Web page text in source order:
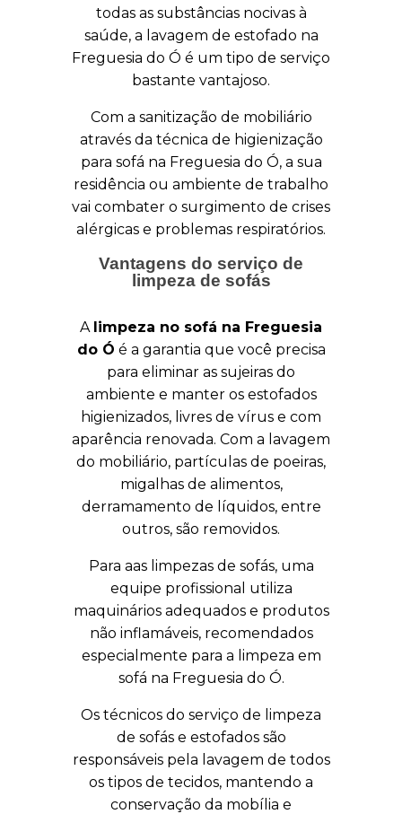
todas as substâncias nocivas à
saúde, a lavagem de estofado na
Freguesia do Ó é um tipo de serviço
bastante vantajoso.
Com a sanitização de mobiliário
através da técnica de higienização
para sofá na Freguesia do Ó, a sua
residência ou ambiente de trabalho
vai combater o surgimento de crises
alérgicas e problemas respiratórios.
Vantagens do serviço de
limpeza de sofás
A limpeza no sofá na Freguesia
do Ó é a garantia que você precisa
para eliminar as sujeiras do
ambiente e manter os estofados
higienizados, livres de vírus e com
aparência renovada. Com a lavagem
do mobiliário, partículas de poeiras,
migalhas de alimentos,
derramamento de líquidos, entre
outros, são removidos.
Para aas limpezas de sofás, uma
equipe profissional utiliza
maquinários adequados e produtos
não inflamáveis, recomendados
especialmente para a limpeza em
sofá na Freguesia do Ó.
Os técnicos do serviço de limpeza
de sofás e estofados são
responsáveis pela lavagem de todos
os tipos de tecidos, mantendo a
conservação da mobília e